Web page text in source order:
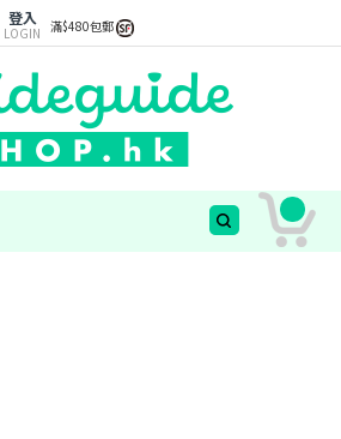
登入
LOGIN 滿$480包郵